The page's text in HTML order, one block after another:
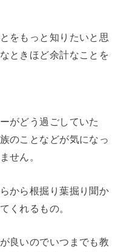
をもっと知りたいと思
ときほど余計なことを
がどう過ごしていた
のことなどが気になっ
せん。
から根掘り葉掘り聞か
くれるもの。
良いのでいつまでも教